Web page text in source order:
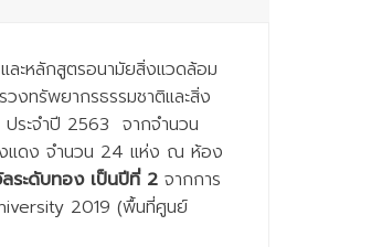
ละหลักสูตรอนามัยสิ่งแวดล้อม
ทรัพยากรธรรมชาติและสิ่ง
ประจำปี 2563 จากจำนวน
งแดง จำนวน 24 แห่ง ณ ห้อง
ลระดับทอง เป็นปีที่ 2 จากการ
2019 (พื้นที่ศูนย์